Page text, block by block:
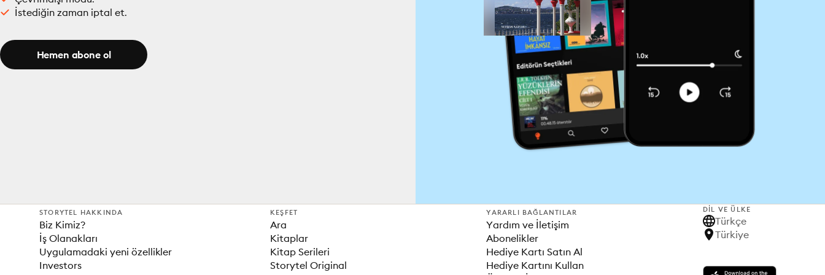
İstediğin zaman iptal et.
Hemen abone ol
STORYTEL HAKKINDA
Biz Kimiz?
İş Olanakları
Uygulamadaki yeni özellikler
Investors
KEŞFET
Ara
Kitaplar
Kitap Serileri
Storytel Original
YARARLI BAĞLANTILAR
Yardım ve İletişim
Abonelikler
Hediye Kartı Satın Al
Hediye Kartını Kullan
DIL VE ÜLKE
Türkçe
Türkiye